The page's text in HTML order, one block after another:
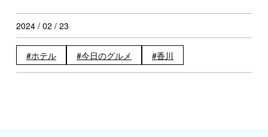
2024 / 02 / 23
ホテル 今日のグルメ 香川